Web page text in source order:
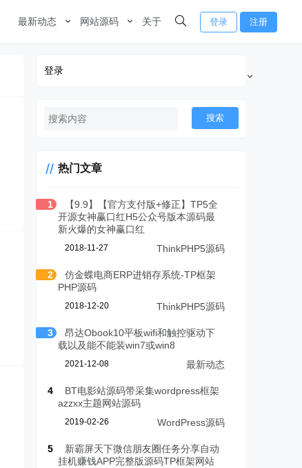
最新动态 网站源码 关于 登录 注册
登录
搜索
热门文章
1
【9.9】【官方支付版+修正】TP5全
开源女神赢口红H5公众号版本源码最
新火爆的女神赢口红
2018-11-27 ThinkPHP5源码
2
仿金蝶电商ERP进销存系统-TP框架
PHP源码
2018-12-20 ThinkPHP5源码
3
昂达Obook10平板wifi和触控驱动下
载以及能不能装win7或win8
2021-12-08 最新动态
4
BT电影站源码带采集wordpress框架
azzxx主题网站源码
2019-02-26 WordPress源码
5
新霸屏天下微信朋友圈任务分享自动
挂机赚钱APP完整版源码TP框架网站